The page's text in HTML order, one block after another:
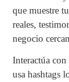
que muestre
reales,
negocio
Interactúa
usa hashtags